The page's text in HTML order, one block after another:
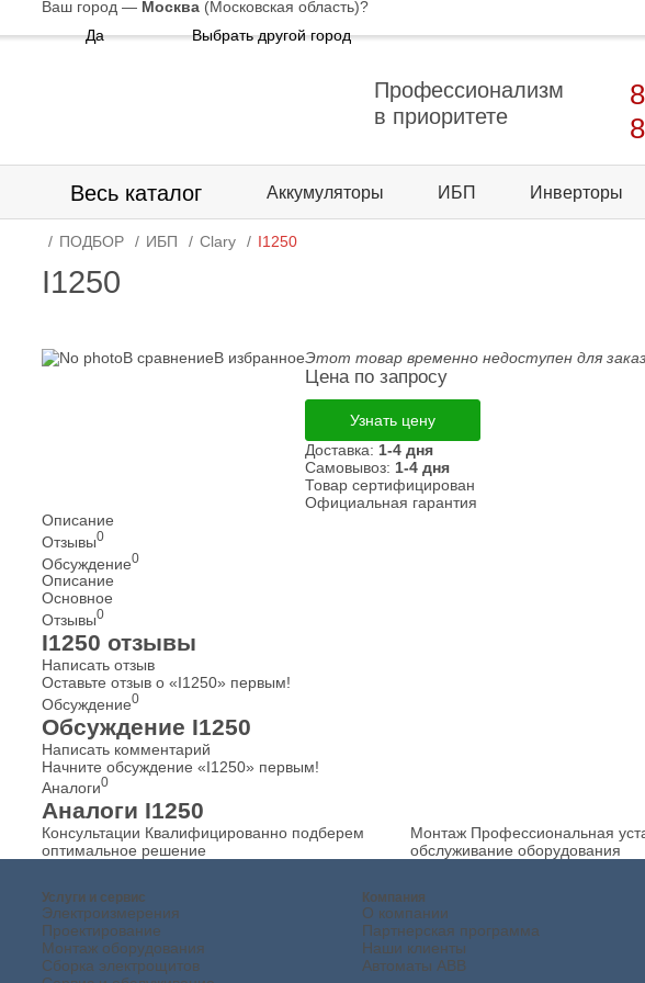
Ваш город — Москва (Московская область)?
Да
Выбрать другой город
Профессионализм
в приоритете
Весь каталог Аккумуляторы ИБП Инверторы
ПОДБОР ИБП Clary I1250
I1250
В сравнениеВ избранноеЭтот товар временно недоступен для
Цена по запросу
Узнать цену
Доставка: 1-4 дня
Самовывоз: 1-4 дня
Товар сертифицирован
Официальная гарантия
Описание
Отзывы0
Обсуждение0
Описание
Основное
Отзывы0
I1250 отзывы
Написать отзыв
Оставьте отзыв о «I1250» первым!
Обсуждение0
Обсуждение I1250
Написать комментарий
Начните обсуждение «I1250» первым!
Аналоги0
Аналоги I1250
Консультации Квалифицированно подберем
оптимальное решение
Монтаж Профессиональная
обслуживание оборудования
Услуги и сервис
Электроизмерения
Проектирование
Монтаж оборудования
Сборка электрощитов
Компания
О компании
Партнерская программа
Наши клиенты
Автоматы ABB